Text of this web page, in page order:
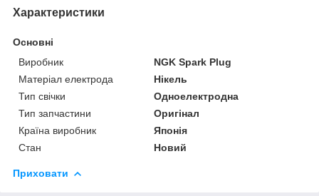
Характеристики
Основні
Виробник
NGK Spark Plug
Матеріал електрода
Нікель
Тип свічки
Одноелектродна
Тип запчастини
Оригінал
Країна виробник
Японія
Стан
Новий
Приховати